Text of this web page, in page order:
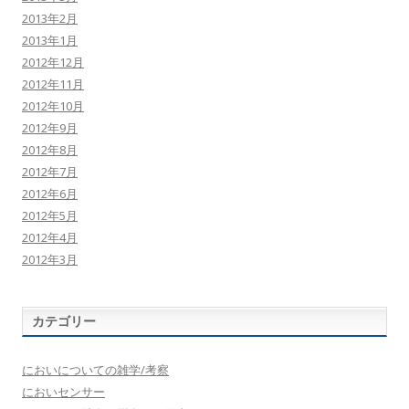
2013年2月
2013年1月
2012年12月
2012年11月
2012年10月
2012年9月
2012年8月
2012年7月
2012年6月
2012年5月
2012年4月
2012年3月
カテゴリー
においについての雑学/考察
においセンサー